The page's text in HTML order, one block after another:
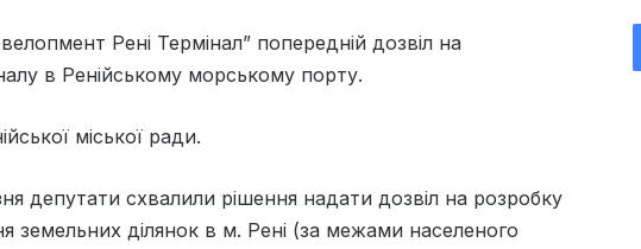
Рені Термінал” попередній дозвіл на
в Ренійському морському порту.
міської ради.
депутати схвалили рішення надати дозвіл на розробку
земельних ділянок в м. Рені (за межами населеного